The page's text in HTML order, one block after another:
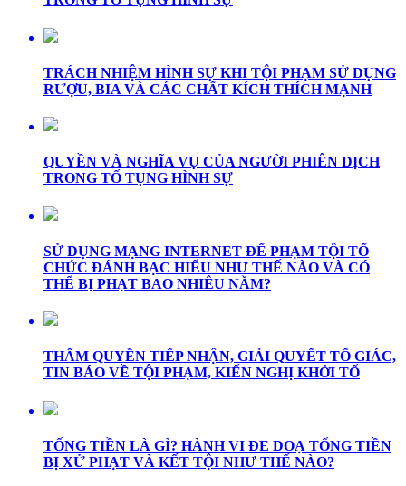
TRÁCH NHIỆM HÌNH SỰ KHI TỘI PHẠM SỬ DỤNG
RƯỢU, BIA VÀ CÁC CHẤT KÍCH THÍCH MẠNH
QUYỀN VÀ NGHĨA VỤ CỦA NGƯỜI PHIÊN DỊCH
TRONG TỐ TỤNG HÌNH SỰ
SỬ DỤNG MẠNG INTERNET ĐỂ PHẠM TỘI TỔ
CHỨC ĐÁNH BẠC HIỂU NHƯ THẾ NÀO VÀ CÓ
THỂ BỊ PHẠT BAO NHIÊU NĂM?
THẨM QUYỀN TIẾP NHẬN, GIẢI QUYẾT TỐ GIÁC,
TIN BÁO VỀ TỘI PHẠM, KIẾN NGHỊ KHỞI TỐ
TỐNG TIỀN LÀ GÌ? HÀNH VI ĐE DOẠ TỐNG TIỀN
BỊ XỬ PHẠT VÀ KẾT TỘI NHƯ THẾ NÀO?